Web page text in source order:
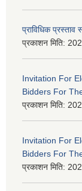
प्राविधिक प्रस्ताव
प्रकाशन मिति:
Invitation For
Bidders For
प्रकाशन मिति:
Invitation For
Bidders For
प्रकाशन मिति: